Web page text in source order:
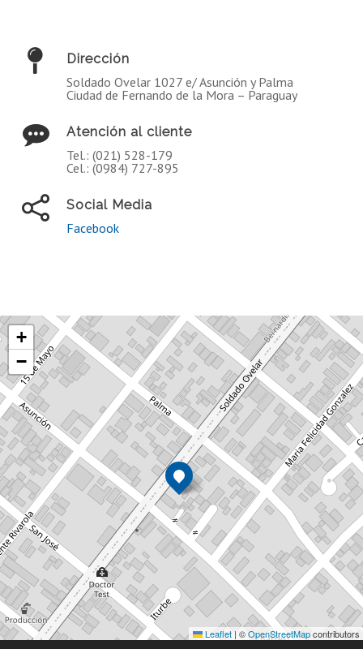
Dirección
Soldado Ovelar 1027 e/ Asunción y Palma
Ciudad de Fernando de la Mora – Paraguay
Atención al cliente
Tel.: (021) 528-179
Cel.: (0984) 727-895
Social Media
Facebook
+
−
Leaflet | ©OpenStreetMapcontributors